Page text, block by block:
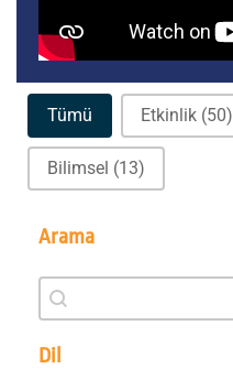
Etkinlik filtreleri
Tümü Etkinlik (50)
Bilimsel (13)
Arama
Arama
Arama
Dil